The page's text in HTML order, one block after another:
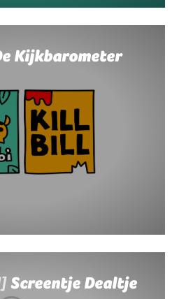
Kijkbarometer
Screentje Dealtje